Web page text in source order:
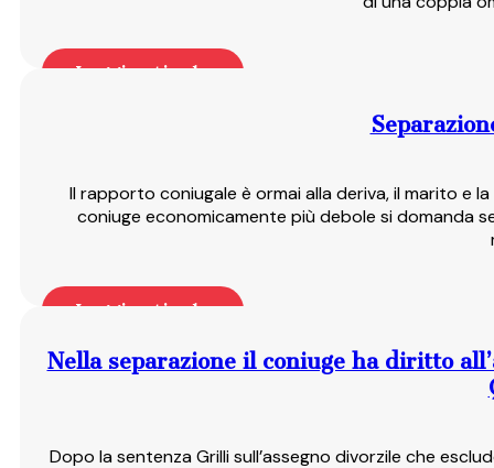
Leggi articolo
Il rapporto coniugale è ormai alla deriva, il marito e
coniuge economicamente più debole si domanda
Leggi articolo
Nella separazione il coniuge ha diritto
Dopo la sentenza Grilli sull’assegno divorzile che